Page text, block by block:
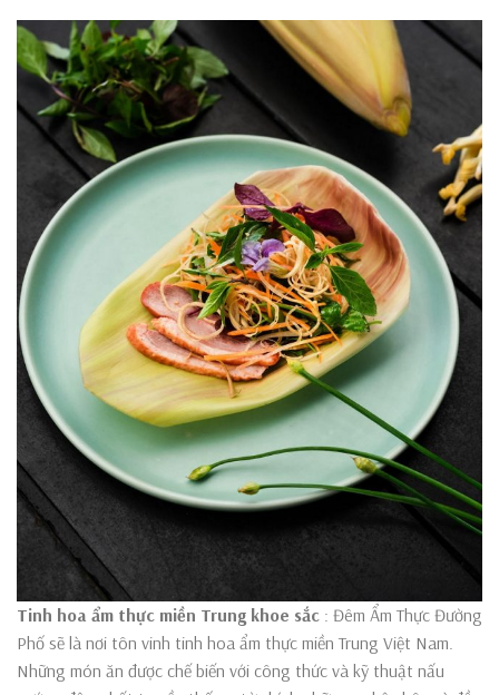
Tinh hoa ẩm thực miền Trung khoe sắc : Đêm Ẩm Thực Đường
Phố sẽ là nơi tôn vinh tinh hoa ẩm thực miền Trung Việt Nam.
Những món ăn được chế biến với công thức và kỹ thuật nấu